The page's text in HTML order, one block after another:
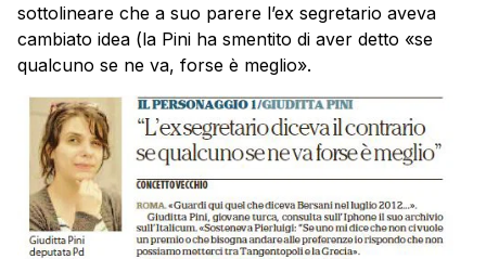
sottolineare che a suo parere l’ex segretario aveva
cambiato idea (la Pini ha smentito di aver detto «se
qualcuno se ne va, forse è meglio».